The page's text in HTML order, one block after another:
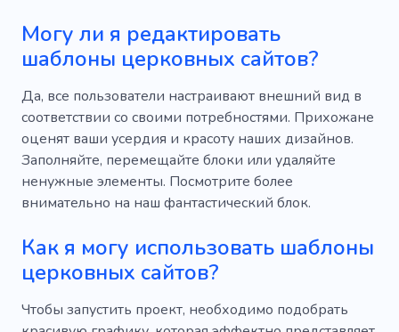
Могу ли я редактировать
шаблоны церковных сайтов?
Да, все пользователи настраивают внешний вид в
соответствии со своими потребностями. Прихожане
оценят ваши усердия и красоту наших дизайнов.
Заполняйте, перемещайте блоки или удаляйте
ненужные элементы. Посмотрите более
внимательно на наш фантастический блок.
Как я могу использовать шаблоны
церковных сайтов?
Чтобы запустить проект, необходимо подобрать